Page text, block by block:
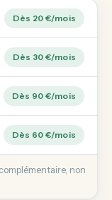
Dès 20 €/mois
Dès 30 €/mois
Dès 90 €/mois
Dès 60 €/mois
non